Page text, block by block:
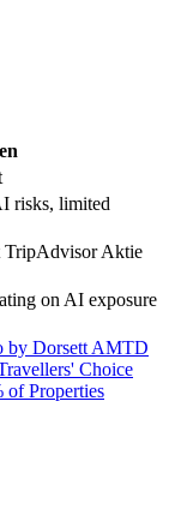
risks, limited
TripAdvisor Aktie
on AI exposure
by Dorsett AMTD
Choice
of Properties